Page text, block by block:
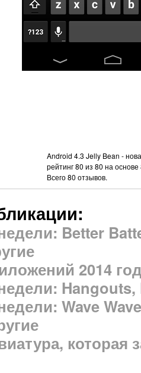
Android 4.3 Jelly Bean -
рейтинг80 из 80 на основе
Всего80 отзывов.
Better
2014
Hangouts,
Wave
которая